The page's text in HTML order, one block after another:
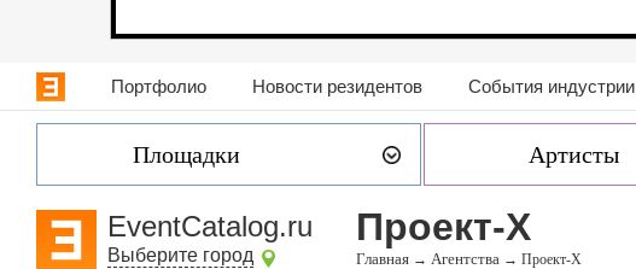
Портфолио Новости резидентов События индустрии
Площадки Артисты
EventCatalog.ru
Выберите город
Проект-Х
Главная → Агентства → Проект-Х